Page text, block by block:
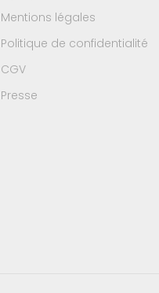
Mentions légales
Politique de confidentialité
CGV
Presse